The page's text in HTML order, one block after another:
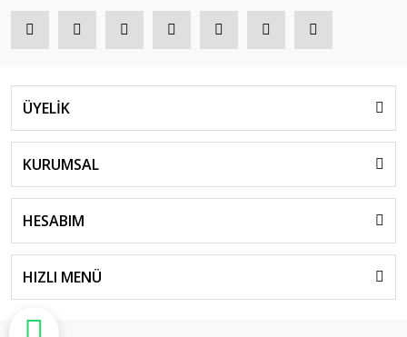
ÜYELİK
KURUMSAL
HESABIM
HIZLI MENÜ